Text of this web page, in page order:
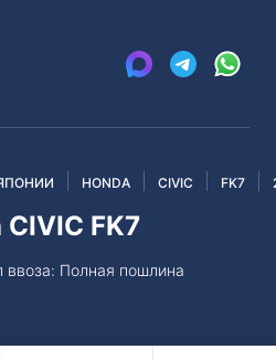
HONDA CIVIC FK7
CIVIC FK7
ввоза: Полная пошлина